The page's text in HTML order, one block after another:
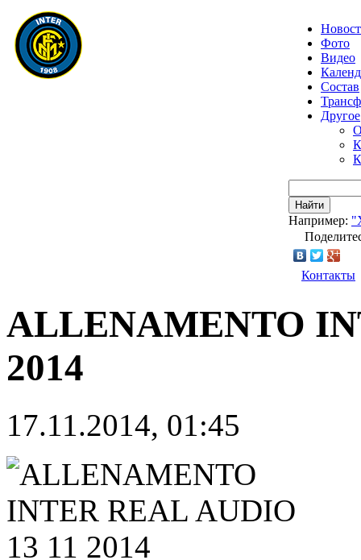
Фото
Видео
Состав
Другое
Найти
Например:
Контакты
ALLENAMENTO
2014
17.11.2014, 01:45